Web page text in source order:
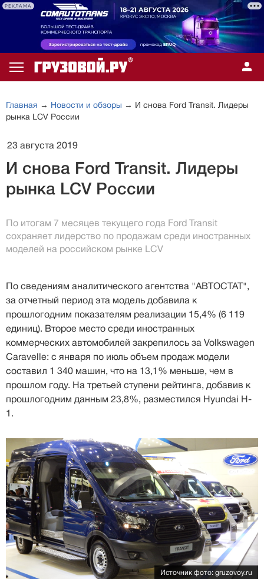
РЕКЛАМА
Главная → Новости и обзоры → И снова Ford Transit. Лидеры
рынка LCV России
23 августа 2019
И снова Ford Transit. Лидеры
рынка LCV России
По итогам 7 месяцев текущего года Ford Transit
сохраняет лидерство по продажам среди иностранных
моделей на российском рынке LCV
По сведениям аналитического агентства "АВТОСТАТ",
за отчетный период эта модель добавила к
прошлогодним показателям реализации 15,4% (6 119
единиц). Второе место среди иностранных
коммерческих автомобилей закрепилось за Volkswagen
Caravelle: с января по июль объем продаж модели
составил 1 340 машин, что на 13,1% меньше, чем в
прошлом году. На третьей ступени рейтинга, добавив к
прошлогодним данным 23,8%, разместился Hyundai H-
1.
Источник фото: gruzovoy.ru